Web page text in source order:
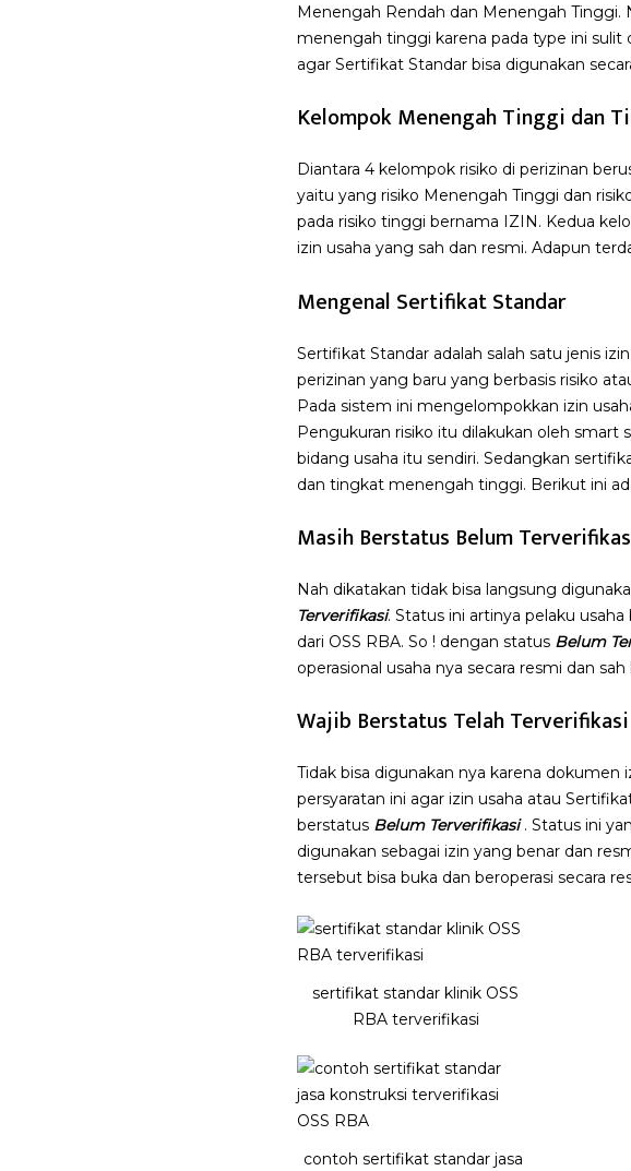
Menengah Rendah dan Menengah Tinggi.
menengah tinggi karena pada type ini sulit
agar Sertifikat Standar bisa digunakan
Kelompok Menengah Tinggi dan
Diantara 4 kelompok risiko di perizinan
yaitu yang risiko Menengah Tinggi dan
pada risiko tinggi bernama IZIN. Kedua
izin usaha yang sah dan resmi. Adapun
Mengenal Sertifikat Standar
Sertifikat Standar adalah salah satu jenis
perizinan yang baru yang berbasis risiko
Pada sistem ini mengelompokkan izin
Pengukuran risiko itu dilakukan oleh smart
bidang usaha itu sendiri. Sedangkan
dan tingkat menengah tinggi. Berikut ini
Masih Berstatus Belum
Nah dikatakan tidak bisa langsung
Terverifikasi. Status ini artinya pelaku
dari OSS RBA. So ! dengan status Belum
operasional usaha nya secara resmi dan sah
Wajib Berstatus Telah Terverifikasi
Tidak bisa digunakan nya karena dokumen
persyaratan ini agar izin usaha atau
berstatus Belum Terverifikasi. Status ini
digunakan sebagai izin yang benar dan
tersebut bisa buka dan beroperasi secara
sertifikat standar klinik OSS
RBA terverifikasi
contoh sertifikat standar jasa